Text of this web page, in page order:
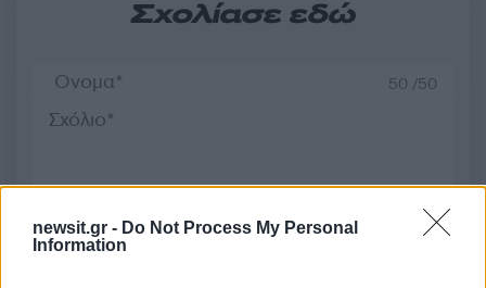
newsit.gr - Do Not Process My Personal
Information
Σχολίασε εδώ
50 /50
2000 /2000